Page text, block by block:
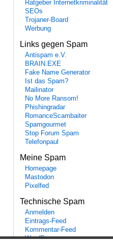
Ratgeber Internetkriminalität
SEOs
Trojaner-Board
Werbung
Links gegen Spam
Antispam e.V.
BRAIN.EXE
Fake Name Generator
Ist das Spam?
Mailinator
No More Ransom!
Phishingradar
RomanceScambaiter
Spamgourmet
Stop Forum Spam
Telefonpaul
Meine Spam
Homepage
Mastodon
Pixelfed
Technische Spam
Anmelden
Eintrags-Feed
Kommentar-Feed
WordPress.org